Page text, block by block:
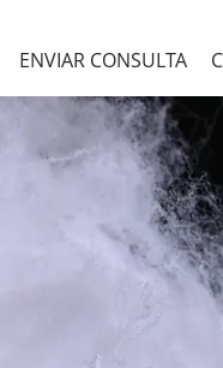
ENVIAR CONSULTA